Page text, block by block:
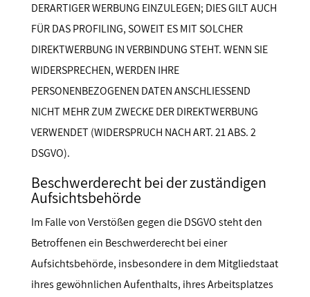
DERARTIGER WERBUNG EINZULEGEN; DIES GILT AUCH
FÜR DAS PROFILING, SOWEIT ES MIT SOLCHER
DIREKTWERBUNG IN VERBINDUNG STEHT. WENN SIE
WIDERSPRECHEN, WERDEN IHRE
PERSONENBEZOGENEN DATEN ANSCHLIESSEND
NICHT MEHR ZUM ZWECKE DER DIREKTWERBUNG
VERWENDET (WIDERSPRUCH NACH ART. 21 ABS. 2
DSGVO).
Beschwerderecht bei der zuständigen
Aufsichtsbehörde
Im Falle von Verstößen gegen die DSGVO steht den
Betroffenen ein Beschwerderecht bei einer
Aufsichtsbehörde, insbesondere in dem Mitgliedstaat
ihres gewöhnlichen Aufenthalts, ihres Arbeitsplatzes